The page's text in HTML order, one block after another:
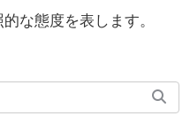
な態度を表します。